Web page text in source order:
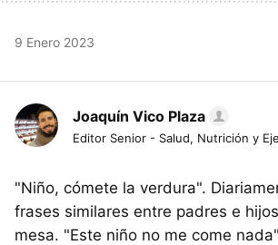
9 Enero 2023
Joaquín Vico Plaza
Editor Senior - Salud, Nutrición y
"Niño, cómete la verdura".
frases similares entre padres e
mesa. "Este niño no me come